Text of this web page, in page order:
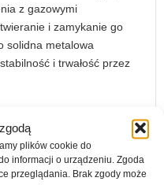
plików cookie do
informacji o urządzeniu. Zgoda
przeglądania. Brak zgody może
z gazowymi
i zamykanie go
solidna metalowa
i trwałość przez
o wymiarach